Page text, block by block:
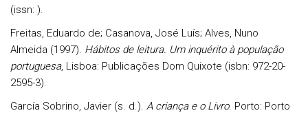
(issn: ).
Freitas, Eduardo de; Casanova, José Luís; Alves, Nuno
Almeida (1997). Hábitos de leitura. Um inquérito à população
portuguesa, Lisboa: Publicações Dom Quixote (isbn: 972-20-
2595-3).
García Sobrino, Javier (s. d.). A criança e o Livro. Porto: Porto